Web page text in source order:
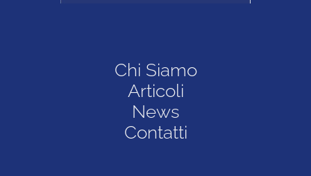
Chi Siamo
Articoli
News
Contatti